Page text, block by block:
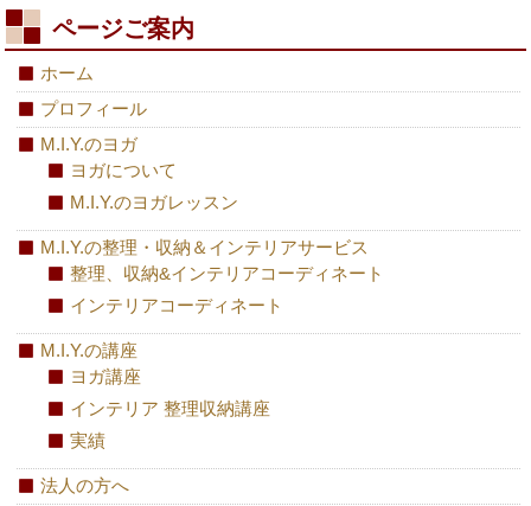
ページご案内
ホーム
プロフィール
M.I.Y.のヨガ
ヨガについて
M.I.Y.のヨガレッスン
M.I.Y.の整理・収納＆インテリアサービス
整理、収納&インテリアコーディネート
インテリアコーディネート
M.I.Y.の講座
ヨガ講座
インテリア 整理収納講座
実績
法人の方へ